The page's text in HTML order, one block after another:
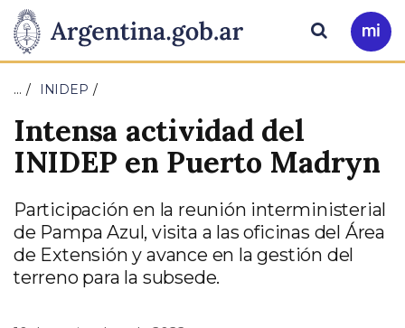
Presidencia
de
la
Nación
Pasar al contenido principal
Ir
a
Buscar
… INIDEP
Intensa actividad del
INIDEP en Puerto Madryn
Participación en la reunión interministerial
de Pampa Azul, visita a las oficinas del Área
de Extensión y avance en la gestión del
terreno para la subsede.